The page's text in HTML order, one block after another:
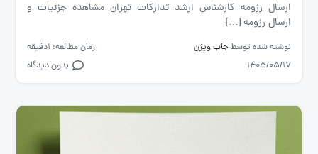
ارسال رزومه کارشناس ارشد تدارکات تهران مشاهده جزئیات و
ارسال رزومه […]
نوشته شده توسط جاب ویژن
زمان مطالعه: 1دقیقه
1405/05/17
بدون دیدگاه